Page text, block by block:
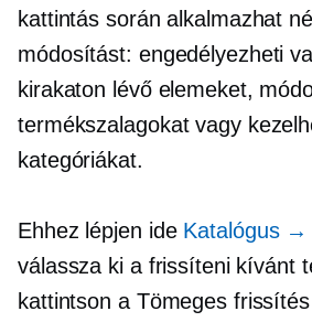
kattintás során alkalmazhat
módosítást: engedélyezheti
kirakaton lévő elemeket,
termékszalagokat vagy
kategóriákat.
Ehhez lépjen ide Katalógus →
válassza ki a frissíteni kívánt
kattintson a Tömeges